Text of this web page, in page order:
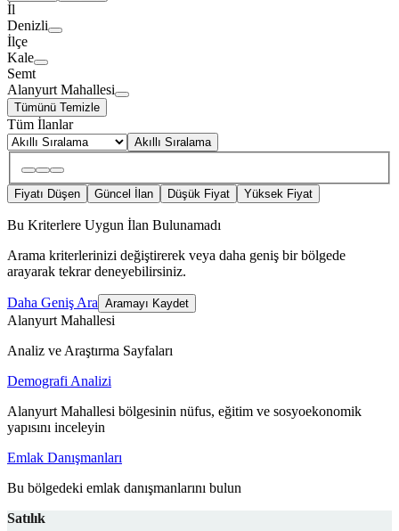
İl
Denizli
İlçe
Kale
Semt
Alanyurt Mahallesi
Tümünü Temizle
Tüm İlanlar
Akıllı Sıralama
Fiyatı Düşen Güncel İlan Düşük Fiyat Yüksek Fiyat
Bu Kriterlere Uygun İlan Bulunamadı
Arama kriterlerinizi değiştirerek veya daha geniş bir bölgede
arayarak tekrar deneyebilirsiniz.
Daha Geniş Ara Aramayı Kaydet
Alanyurt Mahallesi
Analiz ve Araştırma Sayfaları
Demografi Analizi
Alanyurt Mahallesi bölgesinin nüfus, eğitim ve sosyoekonomik
yapısını inceleyin
Emlak Danışmanları
Bu bölgedeki emlak danışmanlarını bulun
Satılık